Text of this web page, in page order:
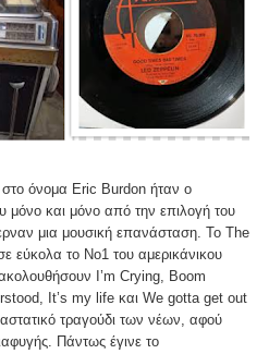
όνομα Eric Burdon ήταν ο
μόνο και μόνο από την επιλογή του
μια μουσική επανάσταση. Το The
εύκολα το Νο1 του αμερικάνικου
I’m Crying, Boom
It’s my life και We gotta get out
τραγούδι των νέων, αφού
Πάντως έγινε το